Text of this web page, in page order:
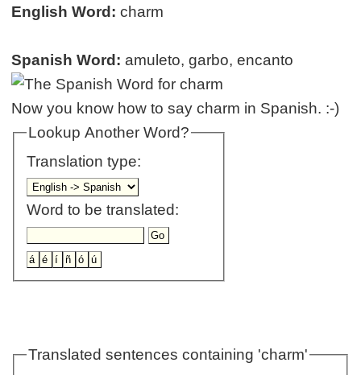
English Word: charm
Spanish Word: amuleto, garbo, encanto
Now you know how to say charm in Spanish. :-)
Lookup Another Word?
Translation type:
Word to be translated:
Translated sentences containing 'charm'